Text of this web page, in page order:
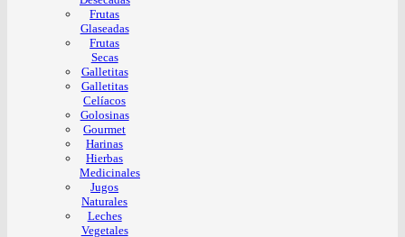
Frutas
Glaseadas
Frutas
Secas
Galletitas
Galletitas
Celíacos
Golosinas
Gourmet
Harinas
Hierbas
Medicinales
Jugos
Naturales
Leches
Vegetales